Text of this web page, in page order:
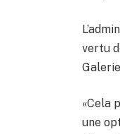
vertu
«Cela
une